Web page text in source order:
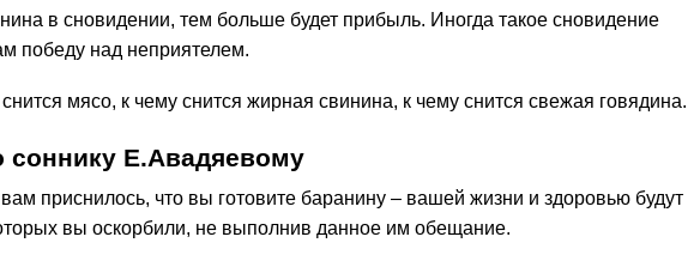
в сновидении, тем больше будет прибыль. Иногда такое сновидение
победу над неприятелем.
мясо, к чему снится жирная свинина, к чему снится свежая говядина.
соннику Е.Авадяевому
приснилось, что вы готовите баранину – вашей жизни и здоровью будут
вы оскорбили, не выполнив данное им обещание.